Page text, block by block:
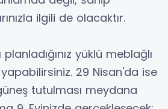
ilgili de olacaktır.
yüklü meblağlı
29 Nisan'da ise
tutulması meydana